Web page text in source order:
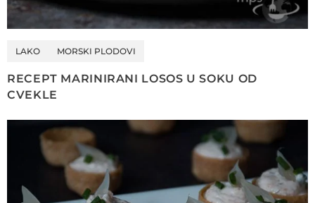
LAKO MORSKI PLODOVI
RECEPT MARINIRANI LOSOS U SOKU OD
CVEKLE